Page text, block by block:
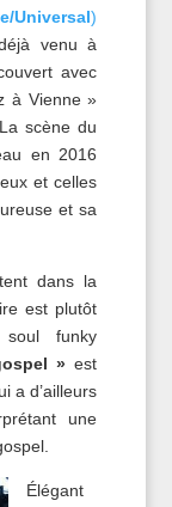
Universal)
venu à
avec
à Vienne »
scène du
en 2016
et celles
et sa
dans la
est plutôt
funky
» est
a d’ailleurs
une
Élégant